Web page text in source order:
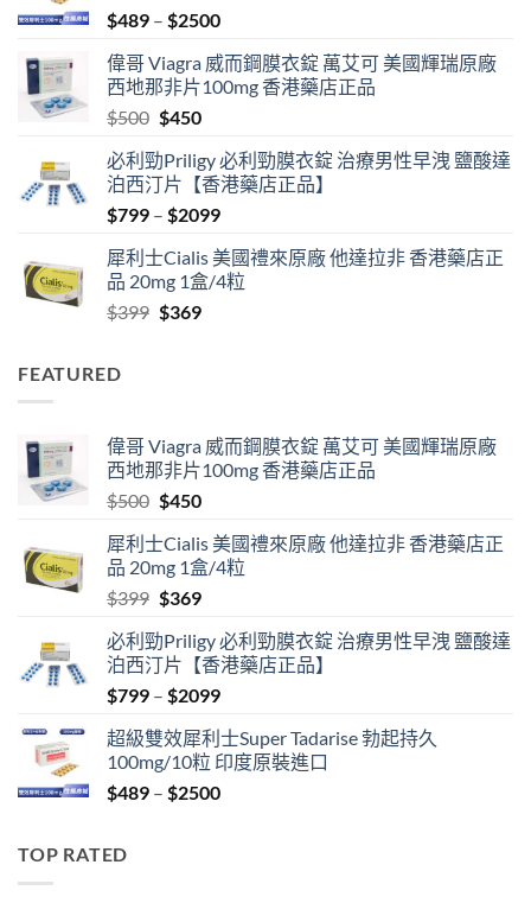
$489 – $2500Price
$489
through
偉哥 Viagra 威而鋼膜衣錠 萬艾可 美國輝瑞原廠
西地那非片100mg 香港藥店正品
$500 Original
was:
$500.
$450Current
is:
$450.
必利勁Priligy 必利勁膜衣錠 治療男性早洩 鹽酸達
泊西汀片【香港藥店正品】
$799 – $2099Price
$799
through
犀利士Cialis 美國禮來原廠 他達拉非 香港藥店正
品 20mg 1盒/4粒
$399 Original
$369Current
FEATURED
偉哥 Viagra 威而鋼膜衣錠 萬艾可 美國輝瑞原廠
西地那非片100mg 香港藥店正品
$500 Original
was:
$500.
$450Current
is:
$450.
犀利士Cialis 美國禮來原廠 他達拉非 香港藥店正
品 20mg 1盒/4粒
$399 Original
was:
$399.
$369Current
is:
$369.
必利勁Priligy 必利勁膜衣錠 治療男性早洩 鹽酸達
泊西汀片【香港藥店正品】
$799 – $2099Price
$799
through
$2099
超級雙效犀利士Super Tadarise 勃起持久
100mg/10粒 印度原裝進口
$489 – $2500Price
TOP RATED